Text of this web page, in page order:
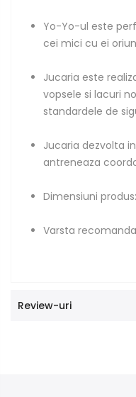
Yo-Yo-ul este
cei mici cu ei
Jucaria este
vopsele si lacuri
standardele de
Jucaria dezvolta
antreneaza
Dimensiuni
Varsta
Review-uri